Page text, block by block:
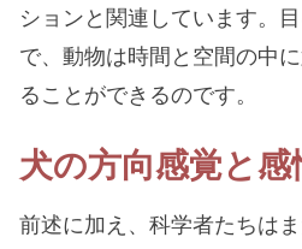
ションと関連しています。
で、動物は時間と空間の中
ることができるのです。
犬の方向感覚と
前述に加え、科学者たちは